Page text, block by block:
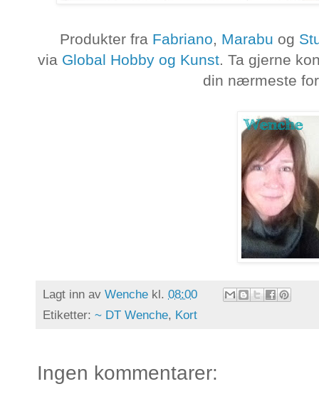
Produkter fra Fabriano, Marabu og
via Global Hobby og Kunst. Ta gjerne
din nærmeste
Lagt inn av Wenche kl. 08:00
Etiketter: ~ DT Wenche, Kort
Ingen kommentarer: